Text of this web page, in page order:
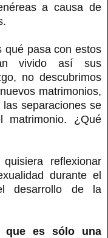
a causa de
qué pasa con estos
vivido así sus
no descubrimos
matrimonios,
separaciones se
¿Qué
reflexionar
durante el
desarrollo de la
que es sólo una